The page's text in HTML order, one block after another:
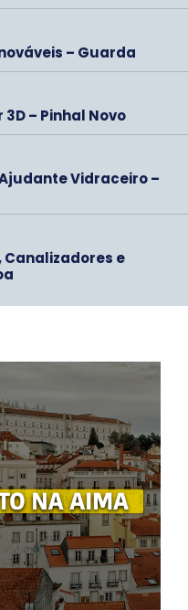
– Guarda
– Pinhal Novo
Vidraceiro –
Canalizadores e